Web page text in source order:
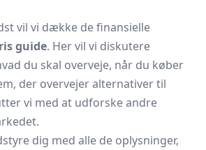
vil vi dække de finansielle
guide. Her vil vi diskutere
du skal overveje, når du køber
der overvejer alternativer til
vi med at udforske andre
dig med alle de oplysninger,